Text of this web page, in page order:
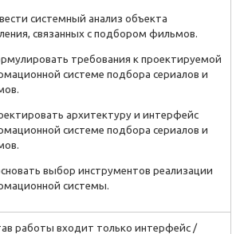
системный анализ объекта
связанных с подбором фильмов.
требования к проектируемой
системе подбора сериалов и
архитектуру и интерфейс
системе подбора сериалов и
выбор инструментов реализации
системы.
работы входит только интерфейс /